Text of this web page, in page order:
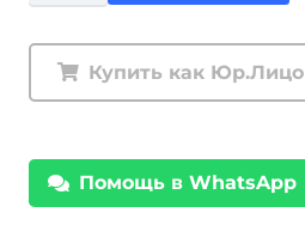
задние
Tough
Toyota
Land
Купить как Юр.Лицо
Помощь в WhatsApp